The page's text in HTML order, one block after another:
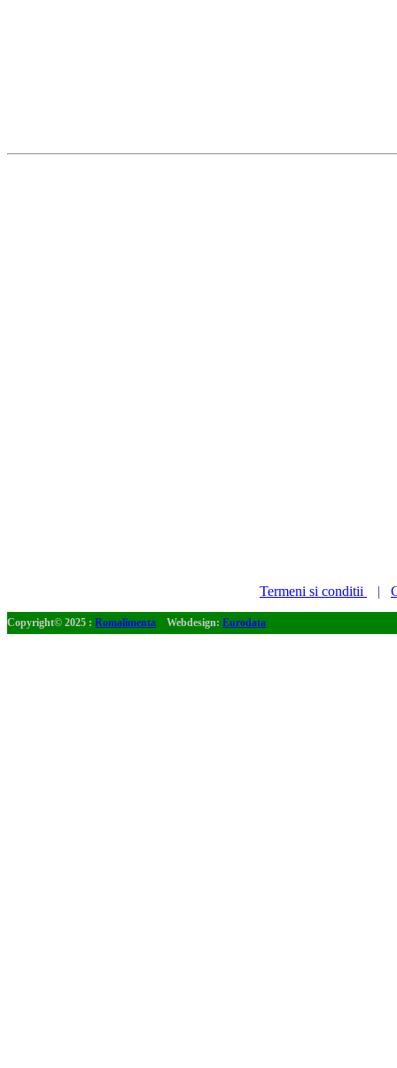
Termeni si conditii |
Copyright© 2025 : Romalimenta Webdesign: Eurodata